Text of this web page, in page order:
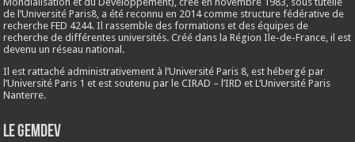
de l’Université Paris8, a été reconnu en 2014 comme structure fédérative de
recherche FED 4244. Il rassemble des formations et des équipes de
recherche de différentes universités. Créé dans la Région Ile-de-France, il est
devenu un réseau national.
Il est rattaché administrativement à l’Université Paris 8, est hébergé par
l’Université Paris 1 et est soutenu par le CIRAD – l’IRD et L’Université Paris
Nanterre.
Le Gemdev